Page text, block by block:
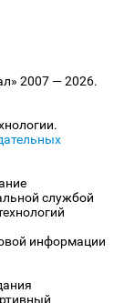
2007 — 2026.
службой
информации